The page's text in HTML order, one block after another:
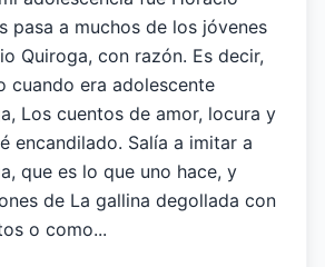
pasa a muchos de los jóvenes
Quiroga, con razón. Es decir,
cuando era adolescente
Los cuentos de amor, locura y
encandilado. Salía a imitar a
que es lo que uno hace, y
de La gallina degollada con
o como...